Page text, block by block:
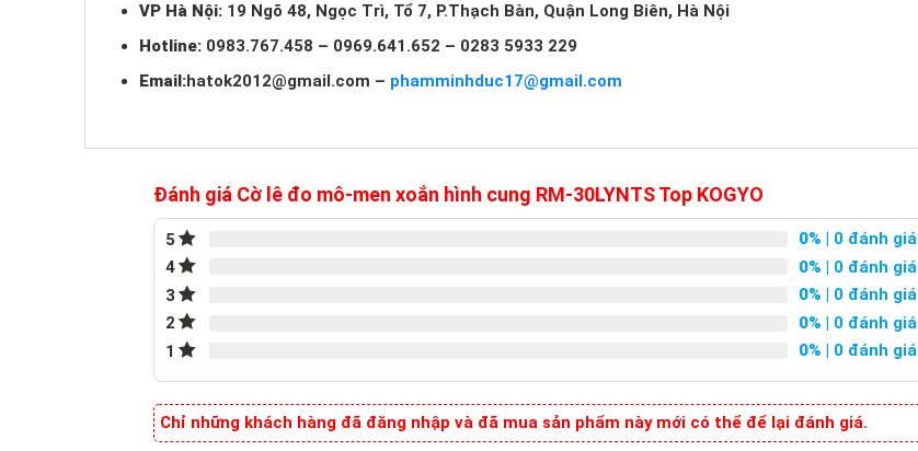
VP Hà Nội: 19 Ngõ 48, Ngọc Trì, Tổ 7, P.Thạch Bàn, Quận Long Biên, Hà Nội
Hotline: 0983.767.458 – 0969.641.652 – 0283 5933 229
Email:hatok2012@gmail.com – phamminhduc17@gmail.com
Đánh giá Cờ lê đo mô-men xoắn hình cung RM-30LYNTS Top KOGYO
5 0% | 0 đánh giá
4
0% | 0 đánh giá
3
0% | 0 đánh giá
2
0% | 0 đánh giá
1
0% | 0 đánh giá
Chỉ những khách hàng đã đăng nhập và đã mua sản phẩm này mới có thể để lại đánh giá.